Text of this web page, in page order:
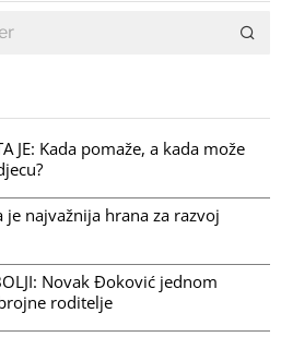
JE: Kada pomaže, a kada može
je najvažnija hrana za razvoj
Novak Đoković jednom
roditelje